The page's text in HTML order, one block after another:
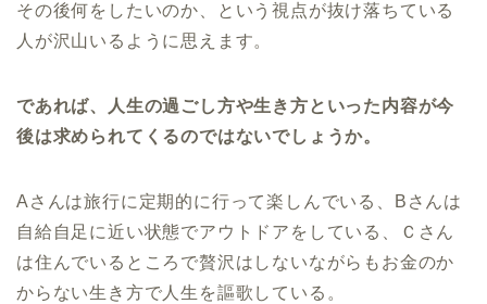
その後何をしたいのか、という視点が抜け落ちている
人が沢山いるように思えます。
であれば、人生の過ごし方や生き方といった内容が今
後は求められてくるのではないでしょうか。
Aさんは旅行に定期的に行って楽しんでいる、Bさんは
自給自足に近い状態でアウトドアをしている、Ｃさん
は住んでいるところで贅沢はしないながらもお金のか
からない生き方で人生を謳歌している。